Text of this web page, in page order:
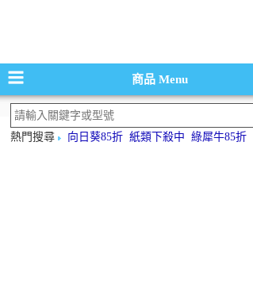
商品Menu
熱門搜尋 向日葵85折 紙類下殺中 綠犀牛85折